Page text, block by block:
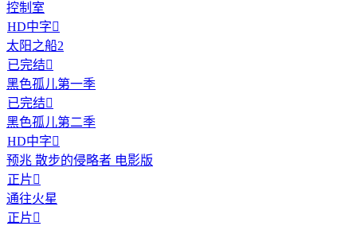
控制室
HD中字
太阳之船2
已完结
黑色孤儿第一季
已完结
黑色孤儿第二季
HD中字
预兆 散步的侵略者 电影版
正片
通往火星
正片